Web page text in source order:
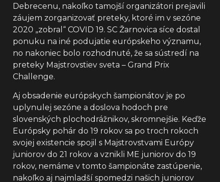
Debrecenu, nakoľko tamojší organizátori prejavili
záujem zorganizovať preteky, ktoré im v sezóne
2020 „zobral“ COVID 19. SC Žarnovica síce dostal
ponuku na iné podujatie európskeho významu,
no nakoniec bolo rozhodnuté, že sa sústredí na
preteky Majstrovstiev sveta – Grand Prix
Challenge.
Aj obsadenie európskych šampionátov je po
uplynulej sezóne a doslova hodoch pre
slovenských plochodrážnikov, skromnejšie. Keďže
Európsky pohár do 19 rokov sa po troch rokoch
svojej existencie spojil s Majstrovstvami Európy
juniorov do 21 rokov a vznikli ME juniorov do 19
rokov, nemáme v tomto šampionáte zastúpenie,
nakoľko aj najmladší spomedzi našich juniorov